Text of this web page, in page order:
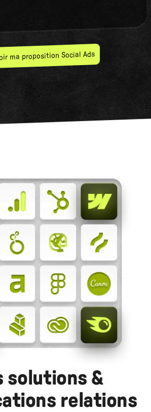
ma proposition Social Ads
solutions &
relations